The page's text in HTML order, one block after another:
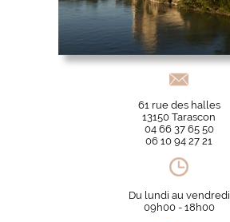
61 rue des halles
13150 Tarascon
04 66 37 65 50
06 10 94 27 21
Du lundi au vendredi
09h00 - 18h00